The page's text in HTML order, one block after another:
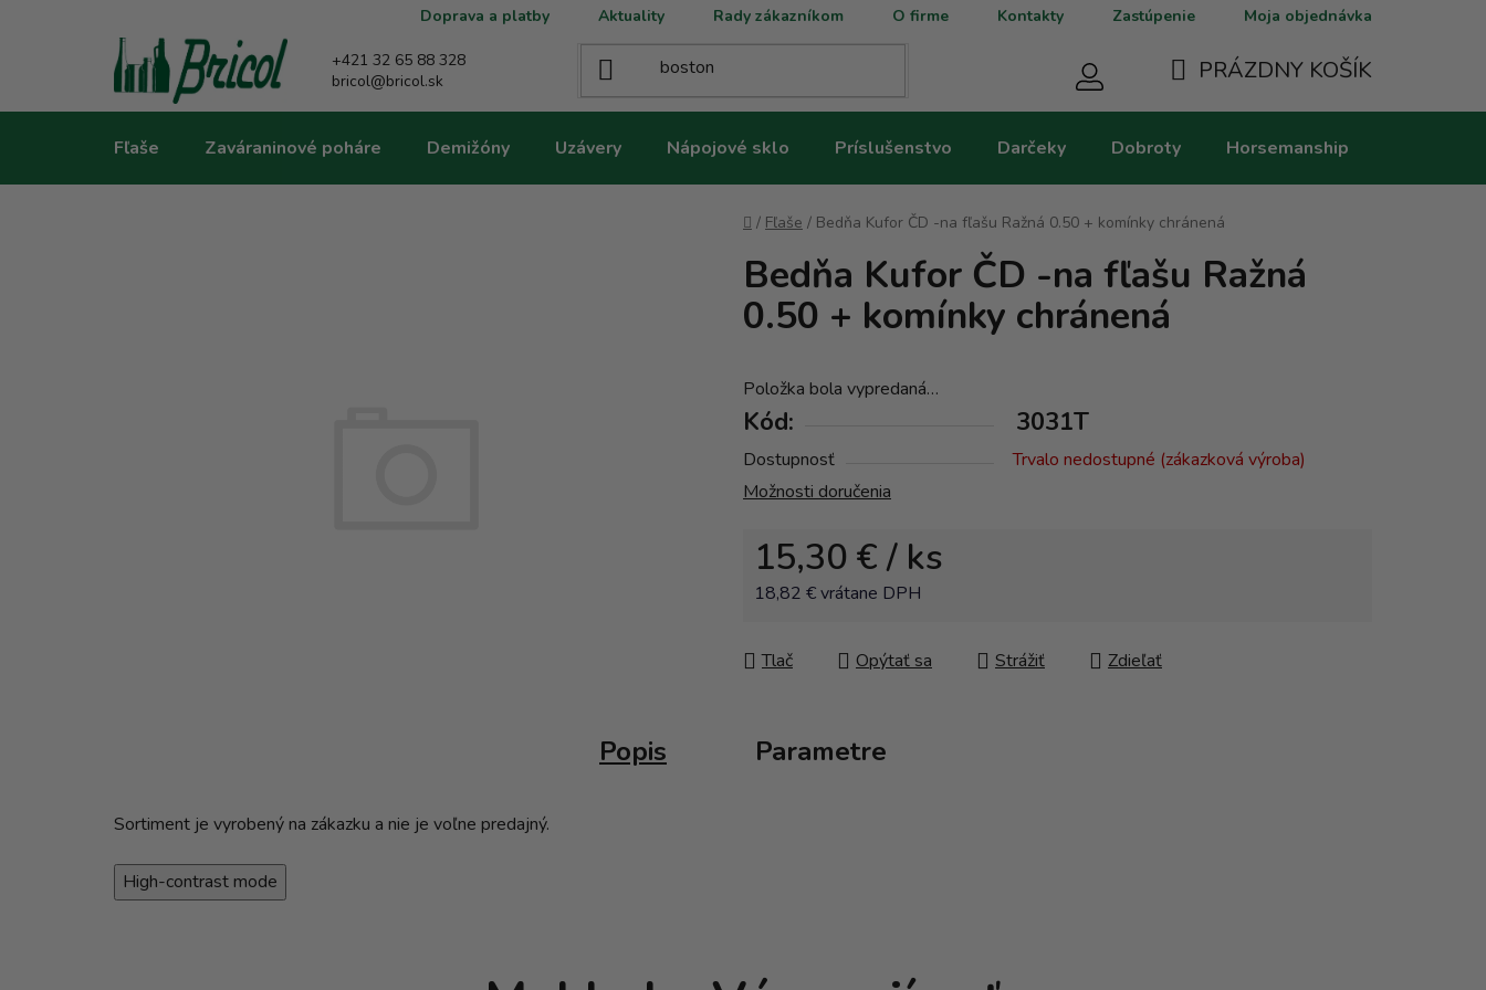
Doprava a platby Aktuality Rady zákazníkom O firme Kontakty Zastúpenie Moja objednávka
+421 32 65 88 328
bricol@bricol.sk
KOŠÍK
PRÁZDNY KOŠÍK
Fľaše Zaváraninové poháre Demižóny Uzávery Nápojové sklo Príslušenstvo Darčeky Dobroty Horsemanship
Domov
/ Fľaše / Bedňa Kufor ČD -na fľašu Ražná 0.50 + komínky chránená
Bedňa Kufor ČD -na fľašu Ražná
0.50 + komínky chránená
Položka bola vypredaná…
Kód: 3031T
Dostupnosť
Trvalo nedostupné (zákazková výroba)
Možnosti doručenia
15,30 €/ ks
18,82 € vrátane DPH
Tlač
Opýtať sa Strážiť Zdieľať
Popis Parametre
Sortiment je vyrobený na zákazku a nie je voľne predajný.
High-contrast mode